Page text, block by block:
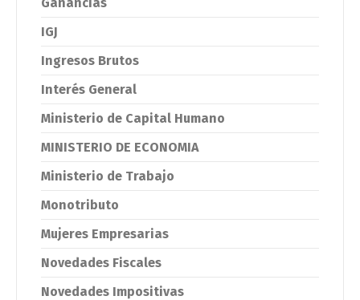
IGJ
Ingresos Brutos
Interés General
Ministerio de Capital Humano
MINISTERIO DE ECONOMIA
Ministerio de Trabajo
Monotributo
Mujeres Empresarias
Novedades Fiscales
Novedades Impositivas